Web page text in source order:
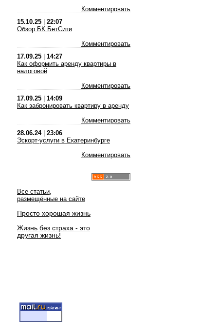
Комментировать
15.10.25
22:07
Обзор БК БетСити
Комментировать
17.09.25
14:27
Как оформить аренду квартиры в
налоговой
Комментировать
17.09.25
14:09
Как забронировать квартиру в аренду
Комментировать
28.06.24| 23:06
Эскорт-услуги в Екатеринбурге
Комментировать
Все статьи,
размещённые на сайте
Просто хорошая жизнь
Жизнь без страха - это
другая жизнь!